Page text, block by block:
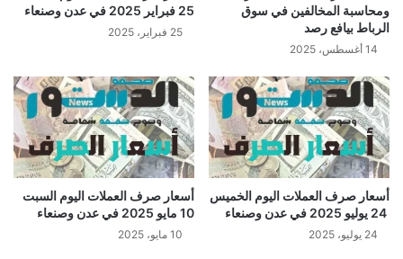
ومحاسبة المخالفين في سوق
الرباط بيافع رصد
14 أغسطس، 2025
25 فبراير 2025 في عدن وصنعاء
25 فبراير، 2025
أسعار صرف العملات اليوم الخميس
24 يوليو، 2025
أسعار صرف العملات اليوم السبت
10 مايو 2025 في عدن وصنعاء
10 مايو، 2025